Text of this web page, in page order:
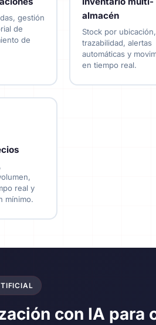
gestión
de
de
almacén
Stock por
trazabilidad, alertas
automáticas y
en tiempo real.
real y
mínimo.
con IA para